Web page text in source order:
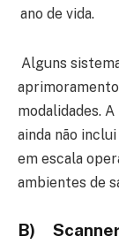
ano de vida.
Alguns
modalidades.
ainda não
em escala
ambientes de
B)